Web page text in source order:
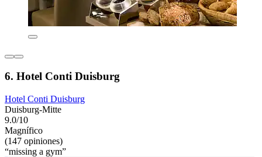
6. Hotel Conti Duisburg
Hotel Conti Duisburg
Duisburg-Mitte
9.0/10
Magnífico
(147 opiniones)
“missing a gym”